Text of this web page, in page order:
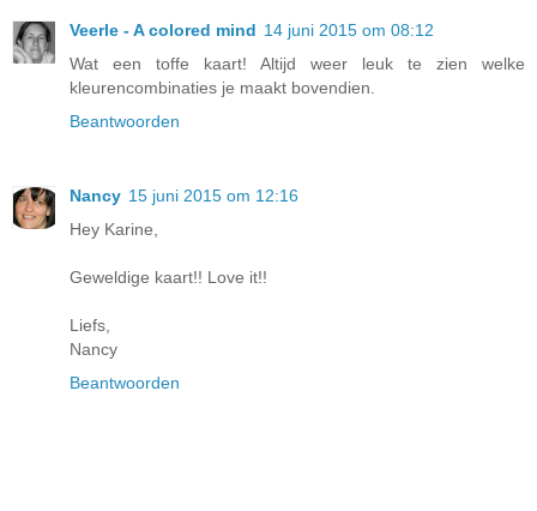
Veerle - A colored mind 14 juni 2015 om 08:12
Wat een toffe kaart! Altijd weer leuk te zien welke
kleurencombinaties je maakt bovendien.
Beantwoorden
Nancy 15 juni 2015 om 12:16
Hey Karine,
Geweldige kaart!! Love it!!
Liefs,
Nancy
Beantwoorden